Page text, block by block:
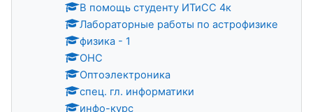
В помощь студенту ИТиСС 4к
Лабораторные работы по астрофизике
физика - 1
ОНС
Оптоэлектроника
спец. гл. информатики
инфо-курс